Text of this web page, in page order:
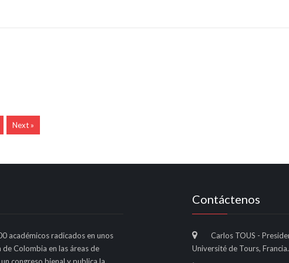
Next »
académicos radicados en unos
Colombia en las áreas de
Contáctenos
Carlos TOUS -
Université de Tours, Francia.